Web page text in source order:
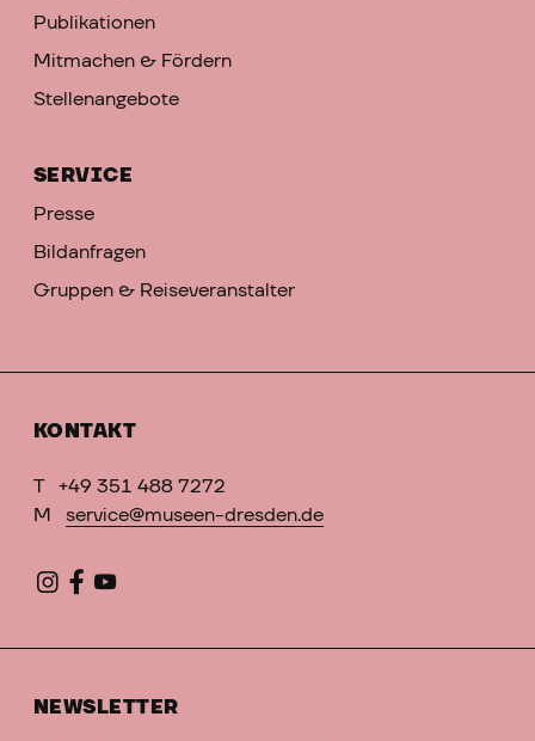
Publikationen
Mitmachen & Fördern
Stellenangebote
SERVICE
Presse
Bildanfragen
Gruppen & Reiseveranstalter
KONTAKT
T
+49 351 488 7272
M
service@museen-dresden.de
NEWSLETTER